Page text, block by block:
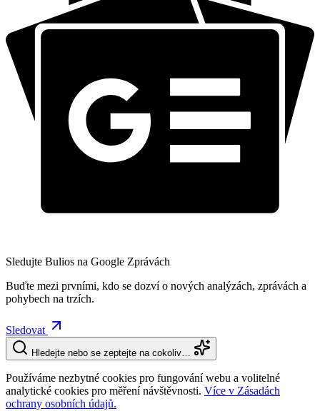
Sledujte Bulios na Google Zprávách
Buďte mezi prvními, kdo se dozví o nových analýzách, zprávách a
pohybech na trzích.
Sledovat
Hledejte nebo se zeptejte na cokoliv…
Používáme nezbytné cookies pro fungování webu a volitelné
analytické cookies pro měření návštěvnosti. Více v Zásadách
ochrany osobních údajů.